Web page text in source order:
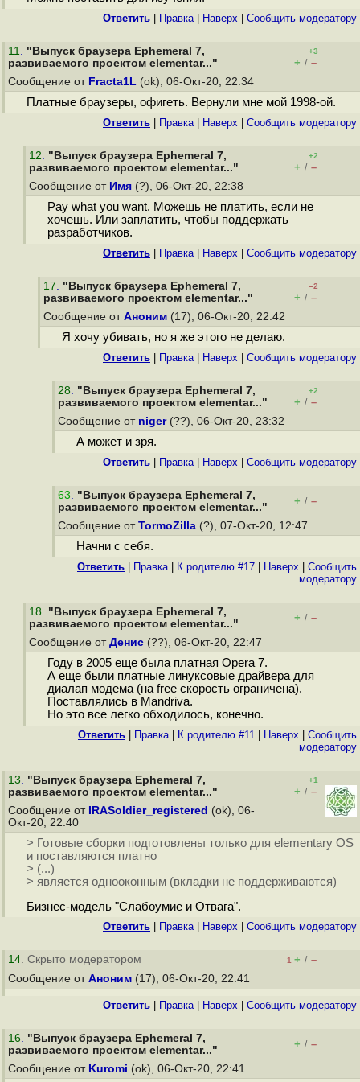
Ответить Правка| Наверх Cообщить модератору
11. "Выпуск браузера Ephemeral 7,
развиваемого проектом elementar..."
+3
+ / –
Сообщение от Fracta1L (ok), 06-Окт-20, 22:34
Платные браузеры, офигеть. Вернули мне мой 1998-ой.
Ответить Правка| Наверх Cообщить модератору
12. "Выпуск браузера Ephemeral 7,
развиваемого проектом elementar..."
+2
+ / –
Сообщение от Имя (?), 06-Окт-20, 22:38
Pay what you want. Можешь не платить, если не
хочешь. Или заплатить, чтобы поддержать
разработчиков.
Ответить Правка| Наверх Cообщить модератору
17. "Выпуск браузера Ephemeral 7,
развиваемого проектом elementar..."
–2
+ / –
Сообщение от Аноним (17), 06-Окт-20, 22:42
Я хочу убивать, но я же этого не делаю.
Ответить Правка| Наверх Cообщить модератору
28. "Выпуск браузера Ephemeral 7,
развиваемого проектом elementar..."
+2
+ / –
Сообщение от niger(??), 06-Окт-20, 23:32
А может и зря.
Ответить Правка| Наверх Cообщить модератору
63. "Выпуск браузера Ephemeral 7,
развиваемого проектом elementar..."
+ / –
Сообщение от TormoZilla (?), 07-Окт-20, 12:47
Начни с себя.
Ответить Правка| К родителю #17 Наверх
Cообщить
модератору
18. "Выпуск браузера Ephemeral 7,
развиваемого проектом elementar..."
+ / –
Сообщение от Денис (??), 06-Окт-20, 22:47
Году в 2005 еще была платная Opera 7.
А еще были платные линуксовые драйвера для
диалап модема (на free скорость ограничена).
Поставлялись в Mandriva.
Но это все легко обходилось, конечно.
Ответить Правка| К родителю #11 Наверх
Cообщить
модератору
13. "Выпуск браузера Ephemeral 7,
развиваемого проектом elementar..."
+1
+ / –
Сообщение от
IRASoldier_registered (ok), 06-
Окт-20, 22:40
> Готовые сборки подготовлены только для elementary OS
и поставляются платно
> (...)
> является однооконным (вкладки не поддерживаются)
Бизнес-модель "Слабоумие и Отвага".
Ответить Правка| Наверх Cообщить модератору
14. Скрыто модератором –1 + / –
Сообщение от Аноним (17), 06-Окт-20, 22:41
Ответить Правка| Наверх Cообщить модератору
16. "Выпуск браузера Ephemeral 7,
развиваемого проектом elementar..."
+ / –
Сообщение от Kuromi (ok), 06-Окт-20, 22:41